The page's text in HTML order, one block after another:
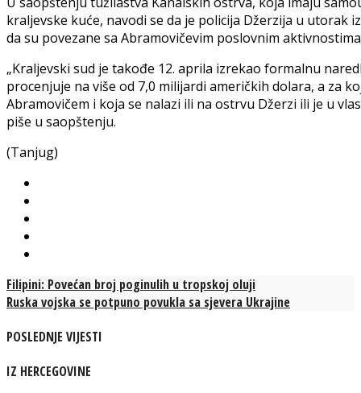
kraljevske kuće, navodi se da je policija Džerzija u utorak
da su povezane sa Abramovičevim poslovnim
„Kraljevski sud je takođe 12. aprila izrekao formalnu
procenjuje na više od 7,0 milijardi američkih dolara, a za
Abramovičem i koja se nalazi ili na ostrvu Džerzi ili je u
piše u saopštenju.
(Tanjug)
Filipini: Povećan broj poginulih u tropskoj oluji
Ruska vojska se potpuno povukla sa sjevera Ukrajine
POSLEDNJE VIJESTI
IZ HERCEGOVINE